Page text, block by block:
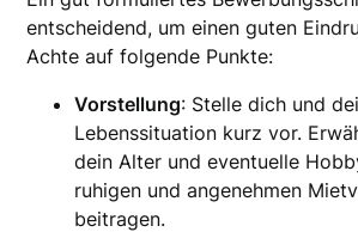
entscheidend, um einen guten
Achte auf folgende Punkte:
Vorstellung: Stelle dich und
Lebenssituation kurz vor.
dein Alter und eventuelle
ruhigen und angenehmen
beitragen.